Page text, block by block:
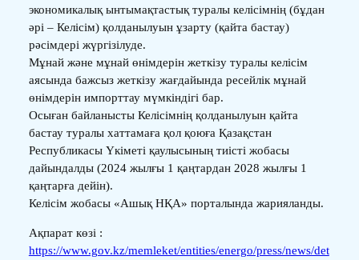
экономикалық ынтымақтастық туралы келісімнің (бұдан
әрі – Келісім) қолданылуын ұзарту (қайта бастау)
рәсімдері жүргізілуде.
Мұнай және мұнай өнімдерін жеткізу туралы келісім
аясында бажсыз жеткізу жағдайында ресейлік мұнай
өнімдерін импорттау мүмкіндігі бар.
Осыған байланысты Келісімнің қолданылуын қайта
бастау туралы хаттамаға қол қоюға Қазақстан
Республикасы Үкіметі қаулысының тиісті жобасы
дайындалды (2024 жылғы 1 қаңтардан 2028 жылғы 1
қаңтарға дейін).
Келісім жобасы «Ашық НҚА» порталында жарияланды.
Ақпарат көзі :
https://www.gov.kz/memleket/entities/energo/press/news/det